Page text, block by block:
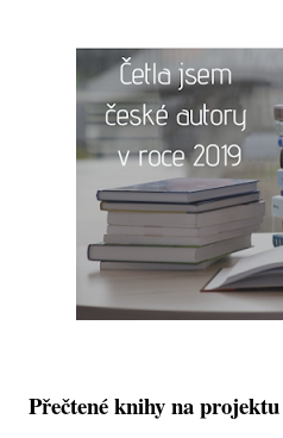
Přečtené knihy na